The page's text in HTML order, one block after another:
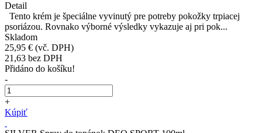
Detail
Tento krém je špeciálne vyvinutý pre potreby pokožky trpiacej
psoriázou. Rovnako výborné výsledky vykazuje aj pri pok...
Skladom
25,95 € (vč. DPH)
21,63 bez DPH
Přidáno do košíku!
-
+
Kúpiť